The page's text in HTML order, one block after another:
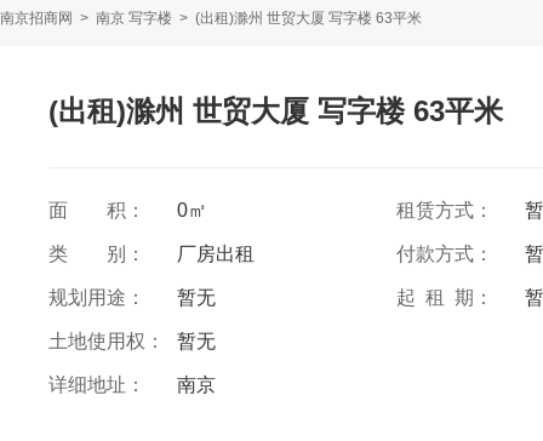
南京招商网 > 南京 写字楼 > (出租)滁州 世贸大厦 写字楼 63平米
(出租)滁州 世贸大厦 写字楼 63平米
面 积： 0㎡ 租赁方式：
类 别： 厂房出租 付款方式：
规划用途： 暂无 起 租 期：
土地使用权： 暂无
详细地址： 南京